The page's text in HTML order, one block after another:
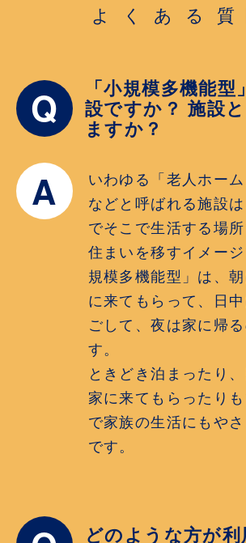
よくある質
Q 「小規模多機能
設ですか？ 施設
ますか？
A
いわゆる「老人ホーム
などと呼ばれる施設
でそこで生活する場
住まいを移すイメー
規模多機能型」は、
に来てもらって、日
ごして、夜は家に帰
す。
ときどき泊まったり
家に来てもらったり
で家族の生活にもや
です。
どのような方が